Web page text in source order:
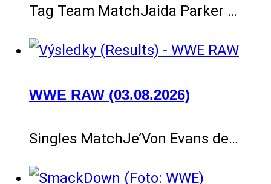
Tag Team MatchJaida Parker …
WWE RAW (03.08.2026)
Singles MatchJe’Von Evans de…